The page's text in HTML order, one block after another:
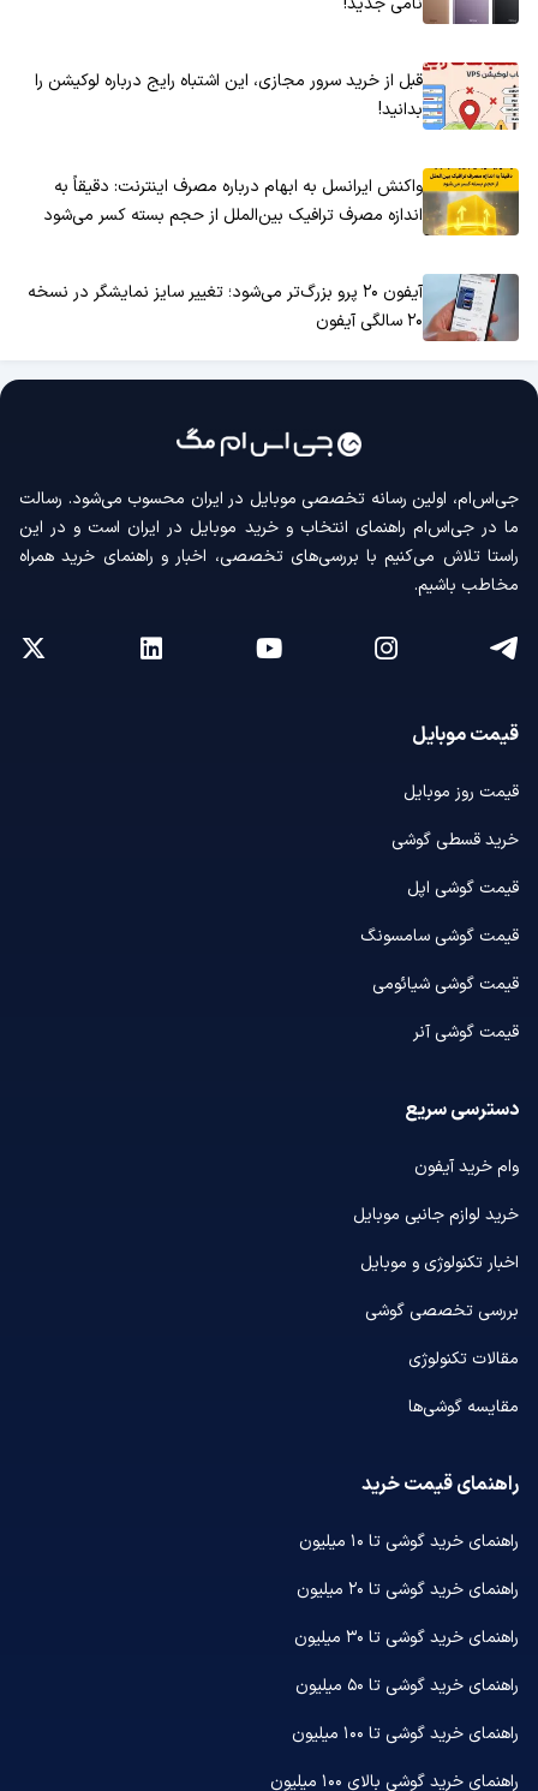
قبل از خرید سرور مجازی، این اشتباه رایج درباره لوکیشن را
بدانید!
واکنش ایرانسل به ابهام درباره مصرف اینترنت: دقیقاً به
اندازه مصرف ترافیک بین‌الملل از حجم بسته کسر می‌شود
آیفون ۲۰ پرو بزرگ‌تر می‌شود؛ تغییر سایز نمایشگر در نسخه
۲۰ سالگی آیفون
جی‌اس‌ام، اولین رسانه‌ تخصصی موبایل در ایران محسوب می‌شود. رسالت
ما در جی‌اس‌ام راهنمای انتخاب و خرید موبایل در ایران است و در این
راستا تلاش می‌کنیم با بررسی‌های تخصصی، اخبار و راهنمای خرید همراه
مخاطب باشیم.
قیمت موبایل
قیمت روز موبایل
خرید قسطی گوشی
قیمت گوشی اپل
قیمت گوشی سامسونگ
قیمت گوشی شیائومی
قیمت گوشی آنر
دسترسی سریع
وام خرید آیفون
خرید لوازم جانبی موبایل
اخبار تکنولوژی و موبایل
بررسی تخصصی گوشی
مقالات تکنولوژی
مقایسه گوشی‌ها
راهنمای قیمت خرید
راهنمای خرید گوشی تا ۱۰ میلیون
راهنمای خرید گوشی تا ۲۰ میلیون
راهنمای خرید گوشی تا ۳۰ میلیون
راهنمای خرید گوشی تا ۵۰ میلیون
راهنمای خرید گوشی تا ۱۰۰ میلیون
راهنمای خرید گوشی بالای ۱۰۰ میلیون